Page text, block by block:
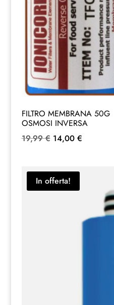
FILTRO MEMBRANA 50G
OSMOSI INVERSA
19,99€ Il
era:
19,99 €.
14,00 €Il
14,00 €.
In offerta!